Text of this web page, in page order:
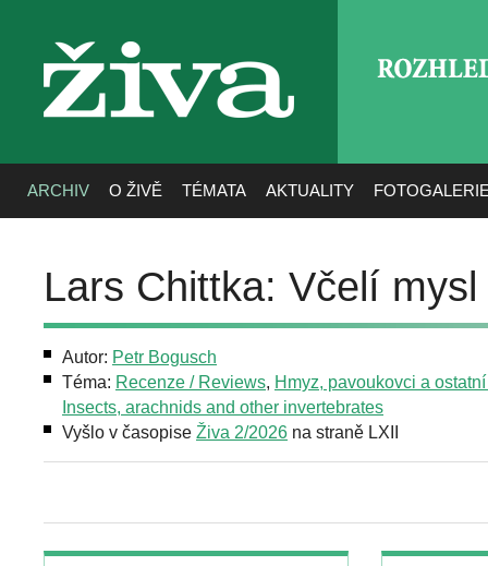
živa
ARCHIV O ŽIVĚ TÉMATA AKTUALITY
Lars Chittka: Včelí mysl
Autor: Petr Bogusch
Téma: Recenze / Reviews, Hmyz, pavoukovci a
Insects, arachnids and other invertebrates
Vyšlo v časopise Živa 2/2026 na straně LXII